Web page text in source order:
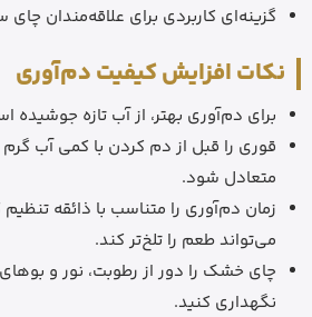
گزینه‌ای کاربردی برای علاقه‌مندان
نکات افزایش کیفیت دم‌آوری
برای دم‌آوری بهتر، از آب تازه جوشیده
قوری را قبل از دم کردن با کمی آب
متعادل شود.
زمان دم‌آوری را متناسب با ذائقه
می‌تواند طعم را تلخ‌تر کند.
چای خشک را دور از رطوبت، نور و
نگهداری کنید.